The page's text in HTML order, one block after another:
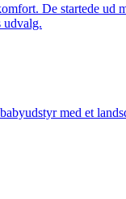
De startede ud
udvalg.
med et